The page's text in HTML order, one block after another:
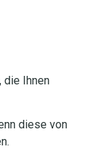
die Ihnen
diese von